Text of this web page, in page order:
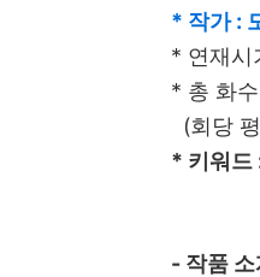
* 작가 :
* 연재시
* 총 화
(회당
* 키워드
- 작품